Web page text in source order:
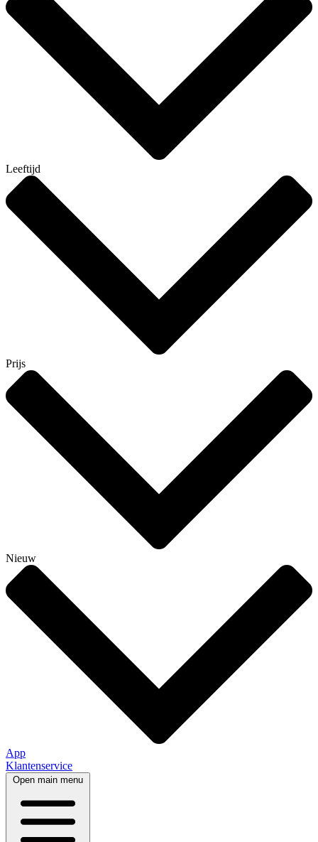
Leeftijd
Prijs
Nieuw
App
Klantenservice
Open main menu